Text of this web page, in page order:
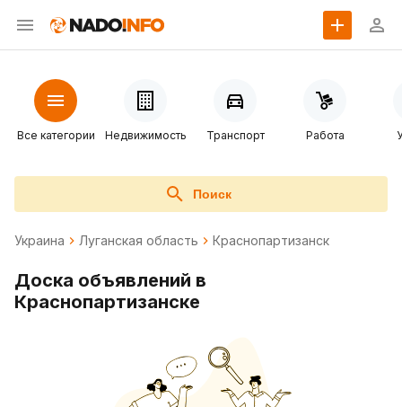
Все категории Недвижимость Транспорт Работа
Поиск
Украина Луганская область Краснопартизанск
Доска объявлений в
Краснопартизанске